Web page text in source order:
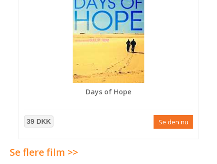
Days of Hope
39 DKK Se den nu
Se flere film >>